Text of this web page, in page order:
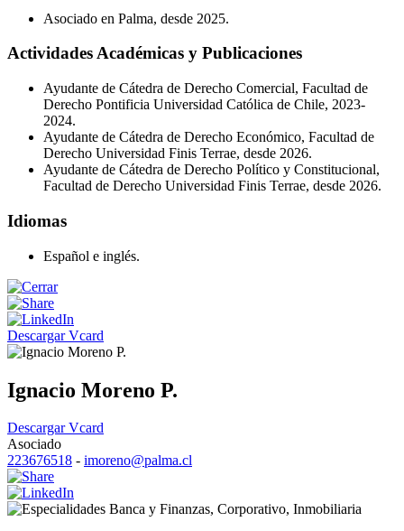
Asociado en Palma, desde 2025.
Actividades Académicas y Publicaciones
Ayudante de Cátedra de Derecho Comercial, Facultad de
Derecho Pontificia Universidad Católica de Chile, 2023-
2024.
Ayudante de Cátedra de Derecho Económico, Facultad de
Derecho Universidad Finis Terrae, desde 2026.
Ayudante de Cátedra de Derecho Político y Constitucional,
Facultad de Derecho Universidad Finis Terrae, desde 2026.
Idiomas
Español e inglés.
Descargar Vcard
Ignacio Moreno P.
Descargar Vcard
Asociado
223676518 - imoreno@palma.cl
Banca y Finanzas, Corporativo, Inmobiliaria